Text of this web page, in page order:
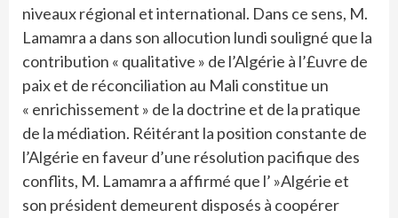
niveaux régional et international. Dans ce sens, M.
Lamamra a dans son allocution lundi souligné que la
contribution « qualitative » de l’Algérie à l’£uvre de
paix et de réconciliation au Mali constitue un
« enrichissement » de la doctrine et de la pratique
de la médiation. Réitérant la position constante de
l’Algérie en faveur d’une résolution pacifique des
conflits, M. Lamamra a affirmé que l’ »Algérie et
son président demeurent disposés à coopérer